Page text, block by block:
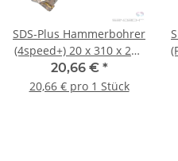
SDS-Plus Hammerbohrer
(4speed+) 20 x 310 x 250
mm 1 Stck.
20,66 € *
20,66 € pro 1 Stück